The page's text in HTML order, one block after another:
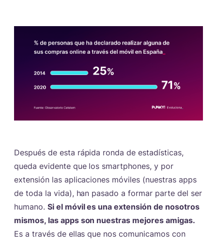
Después de esta rápida ronda de estadísticas,
queda evidente que los smartphones, y por
extensión las aplicaciones móviles (nuestras apps
de toda la vida), han pasado a formar parte del ser
humano. Si el móvil es una extensión de nosotros
mismos, las apps son nuestras mejores amigas.
Es a través de ellas que nos comunicamos con